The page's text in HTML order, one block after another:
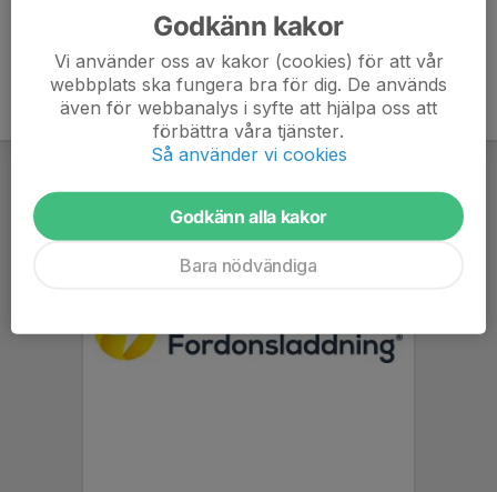
Godkänn kakor
Vi använder oss av kakor (cookies) för att vår
webbplats ska fungera bra för dig. De används
även för webbanalys i syfte att hjälpa oss att
förbättra våra tjänster.
Så använder vi cookies
Godkänn alla kakor
Bara nödvändiga